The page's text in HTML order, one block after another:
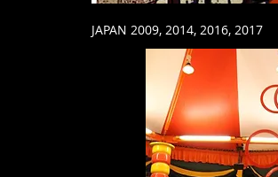
JAPAN 2009, 2014, 2016, 2017